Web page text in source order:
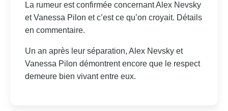
La rumeur est confirmée concernant Alex Nevsky
et Vanessa Pilon et c’est ce qu’on croyait. Détails
en commentaire.
Un an après leur séparation, Alex Nevsky et
Vanessa Pilon démontrent encore que le respect
demeure bien vivant entre eux.